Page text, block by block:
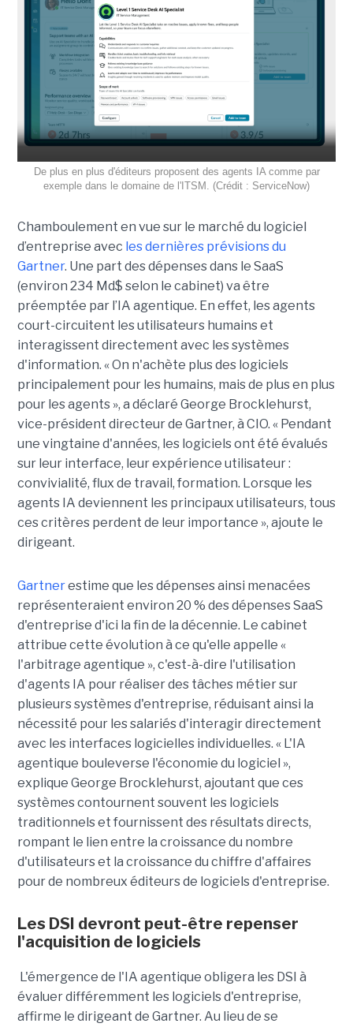
De plus en plus d'éditeurs proposent des agents IA comme par
exemple dans le domaine de l'ITSM. (Crédit : ServiceNow)
Chamboulement en vue sur le marché du logiciel
d’entreprise avec les dernières prévisions du
Gartner. Une part des dépenses dans le SaaS
(environ 234 Md$ selon le cabinet) va être
préemptée par l’IA agentique. En effet, les agents
court-circuitent les utilisateurs humains et
interagissent directement avec les systèmes
d'information. « On n'achète plus des logiciels
principalement pour les humains, mais de plus en plus
pour les agents », a déclaré George Brocklehurst,
vice-président directeur de Gartner, à CIO. « Pendant
une vingtaine d'années, les logiciels ont été évalués
sur leur interface, leur expérience utilisateur :
convivialité, flux de travail, formation. Lorsque les
agents IA deviennent les principaux utilisateurs, tous
ces critères perdent de leur importance », ajoute le
dirigeant.
Gartnerestime que les dépenses ainsi menacées
représenteraient environ 20 % des dépenses SaaS
d'entreprise d'ici la fin de la décennie. Le cabinet
attribue cette évolution à ce qu'elle appelle «
l'arbitrage agentique », c'est-à-dire l'utilisation
d'agents IA pour réaliser des tâches métier sur
plusieurs systèmes d'entreprise, réduisant ainsi la
nécessité pour les salariés d'interagir directement
avec les interfaces logicielles individuelles. « L'IA
agentique bouleverse l'économie du logiciel »,
explique George Brocklehurst, ajoutant que ces
systèmes contournent souvent les logiciels
traditionnels et fournissent des résultats directs,
rompant le lien entre la croissance du nombre
d'utilisateurs et la croissance du chiffre d'affaires
pour de nombreux éditeurs de logiciels d'entreprise.
Les DSI devront peut-être repenser
l'acquisition de logiciels
L'émergence de l'IA agentique obligera les DSI à
évaluer différemment les logiciels d'entreprise,
affirme le dirigeant de Gartner. Au lieu de se